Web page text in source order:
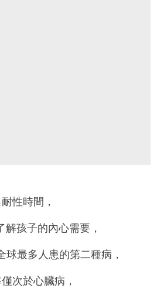
性時間，
孩子的內心需要，
最多人患的第二種病，
次於心臟病，